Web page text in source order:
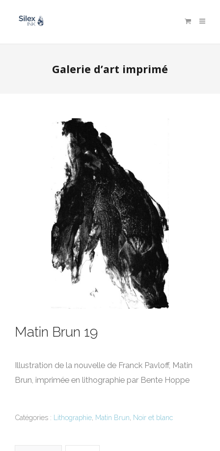
Galerie d’art imprimé
Matin Brun 19
Illustration de la nouvelle de Franck Pavloff, Matin
Brun, imprimée en lithographie par Bente Hoppe
Catégories : Lithographie Matin Brun Noir et blanc